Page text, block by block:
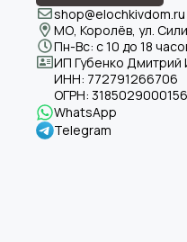
shop@elochkivdom.ru
МО, Королёв, ул.
Пн-Вс: с 10 до 18
ИП Губенко Дмитрий
ИНН: 772791266706
ОГРН:
WhatsApp
Telegram